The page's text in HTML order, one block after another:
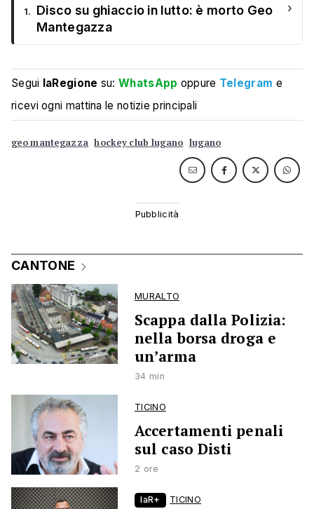
1.
Disco su ghiaccio in lutto: è morto Geo
Mantegazza
›
Segui laRegione su:WhatsApp oppure Telegram e
ricevi ogni mattina le notizie principali
geo mantegazza hockey club lugano lugano
CANTONE
MURALTO
Scappa dalla Polizia:
nella borsa droga e
un’arma
34 min
TICINO
Accertamenti penali
sul caso Disti
2 ore
laR+ TICINO